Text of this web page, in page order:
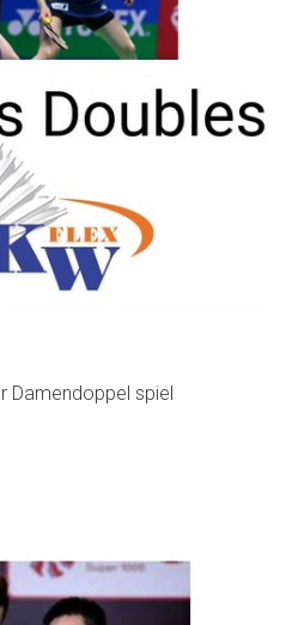
Damendoppel spiel